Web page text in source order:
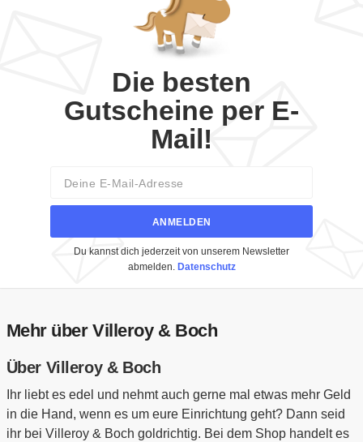
Die besten
Gutscheine per E-
Mail!
ANMELDEN
Du kannst dich jederzeit von unserem Newsletter
abmelden. Datenschutz
Mehr über Villeroy & Boch
Über Villeroy & Boch
Ihr liebt es edel und nehmt auch gerne mal etwas mehr Geld
in die Hand, wenn es um eure Einrichtung geht? Dann seid
ihr bei Villeroy & Boch goldrichtig. Bei dem Shop handelt es